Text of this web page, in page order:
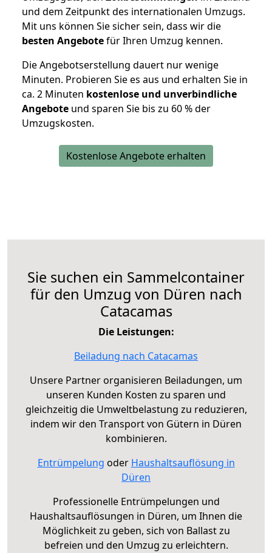
und dem Zeitpunkt des internationalen Umzugs.
Mit uns können Sie sicher sein, dass wir die
besten Angebotefür Ihren Umzug kennen.
Die Angebotserstellung dauert nur wenige
Minuten. Probieren Sie es aus und erhalten Sie in
ca. 2 Minuten kostenlose und unverbindliche
Angebote und sparen Sie bis zu 60 % der
Umzugskosten.
Kostenlose Angebote erhalten
Sie suchen ein Sammelcontainer
für den Umzug von Düren nach
Catacamas
Die Leistungen:
Beiladung nach Catacamas
Unsere Partner organisieren Beiladungen, um
unseren Kunden Kosten zu sparen und
gleichzeitig die Umweltbelastung zu reduzieren,
indem wir den Transport von Gütern in Düren
kombinieren.
Entrümpelung oder Haushaltsauflösung in
Düren
Professionelle Entrümpelungen und
Haushaltsauflösungen in Düren, um Ihnen die
Möglichkeit zu geben, sich von Ballast zu
befreien und den Umzug zu erleichtern.